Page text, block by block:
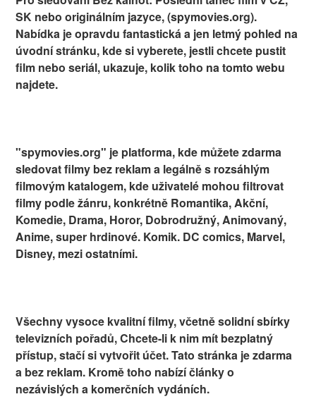
SK nebo originálním jazyce, (spymovies.org).
Nabídka je opravdu fantastická a jen letmý pohled na
úvodní stránku, kde si vyberete, jestli chcete pustit
film nebo seriál, ukazuje, kolik toho na tomto webu
najdete.
"spymovies.org" je platforma, kde můžete zdarma
sledovat filmy bez reklam a legálně s rozsáhlým
filmovým katalogem, kde uživatelé mohou filtrovat
filmy podle žánru, konkrétně Romantika, Akční,
Komedie, Drama, Horor, Dobrodružný, Animovaný,
Anime, super hrdinové. Komik. DC comics, Marvel,
Disney, mezi ostatními.
Všechny vysoce kvalitní filmy, včetně solidní sbírky
televizních pořadů, Chcete-li k nim mít bezplatný
přístup, stačí si vytvořit účet. Tato stránka je zdarma
a bez reklam. Kromě toho nabízí články o
nezávislých a komerčních vydáních.